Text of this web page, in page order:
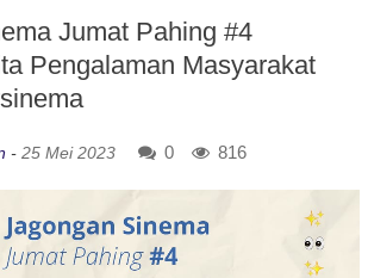
Jumat Pahing #4
Pengalaman Masyarakat
- 25 Mei 2023 0 816